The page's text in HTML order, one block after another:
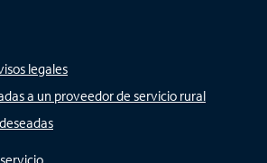
legales
a un proveedor de servicio rural